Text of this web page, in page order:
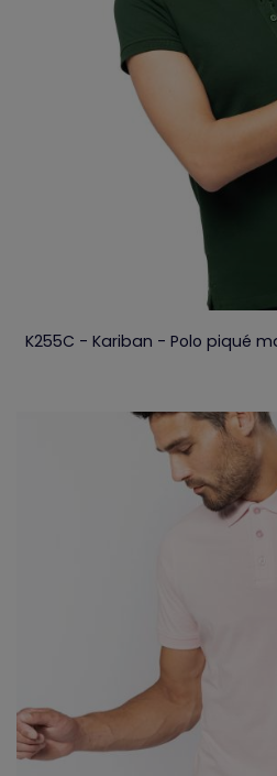
K255C - Kariban - Polo piqué